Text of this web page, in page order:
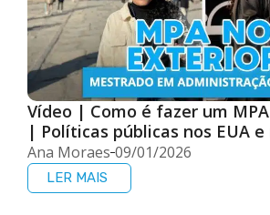
Vídeo | Como é fazer um
| Políticas públicas nos EUA e
Sul
Ana Moraes 09/01/2026
LER MAIS